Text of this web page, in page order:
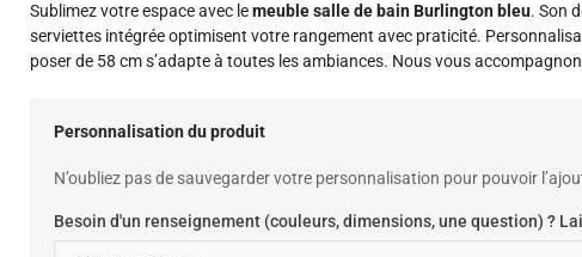
Sublimez votre espace avec lemeuble salle de bain Burlington bleu. Son
serviettes intégrée optimisent votre rangement avec praticité.
poser de 58 cm s’adapte à toutes les ambiances. Nous vous
Personnalisation du produit
N’oubliez pas de sauvegarder votre personnalisation pour pouvoir
Besoin d'un renseignement (couleurs, dimensions, une question) ?